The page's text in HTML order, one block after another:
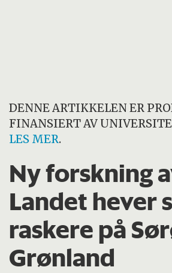
DENNE ARTIKKELEN ER
FINANSIERT AV
LES MER.
Ny forskning
Landet hever
raskere på
Grønland